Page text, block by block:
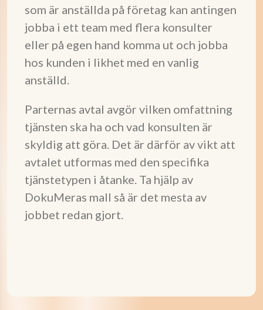
som är anställda på företag kan antingen
jobba i ett team med flera konsulter
eller på egen hand komma ut och jobba
hos kunden i likhet med en vanlig
anställd.
Parternas avtal avgör vilken omfattning
tjänsten ska ha och vad konsulten är
skyldig att göra. Det är därför av vikt att
avtalet utformas med den specifika
tjänstetypen i åtanke. Ta hjälp av
DokuMeras mall så är det mesta av
jobbet redan gjort.